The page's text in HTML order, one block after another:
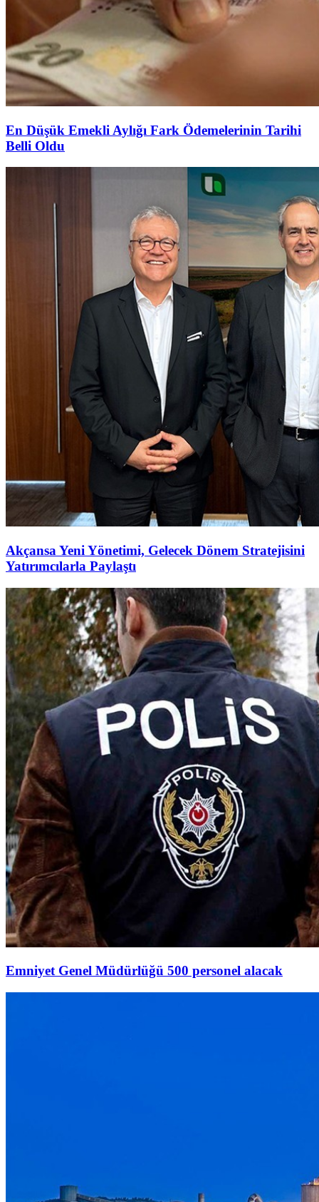
En Düşük Emekli Aylığı Fark Ödemelerinin Tarihi
Belli Oldu
Akçansa Yeni Yönetimi, Gelecek Dönem Stratejisini
Yatırımcılarla Paylaştı
Emniyet Genel Müdürlüğü 500 personel alacak